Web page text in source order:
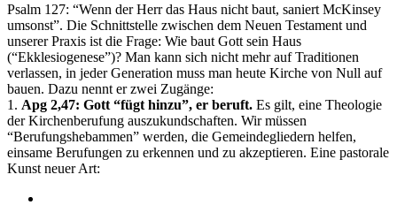
Psalm 127: “Wenn der Herr das Haus nicht baut, saniert McKinsey
umsonst”. Die Schnittstelle zwischen dem Neuen Testament und
unserer Praxis ist die Frage: Wie baut Gott sein Haus
(“Ekklesiogenese”)? Man kann sich nicht mehr auf Traditionen
verlassen, in jeder Generation muss man heute Kirche von Null auf
bauen. Dazu nennt er zwei Zugänge:
1. Apg 2,47: Gott “fügt hinzu”, er beruft. Es gilt, eine Theologie
der Kirchenberufung auszukundschaften. Wir müssen
“Berufungshebammen” werden, die Gemeindegliedern helfen,
einsame Berufungen zu erkennen und zu akzeptieren. Eine pastorale
Kunst neuer Art: